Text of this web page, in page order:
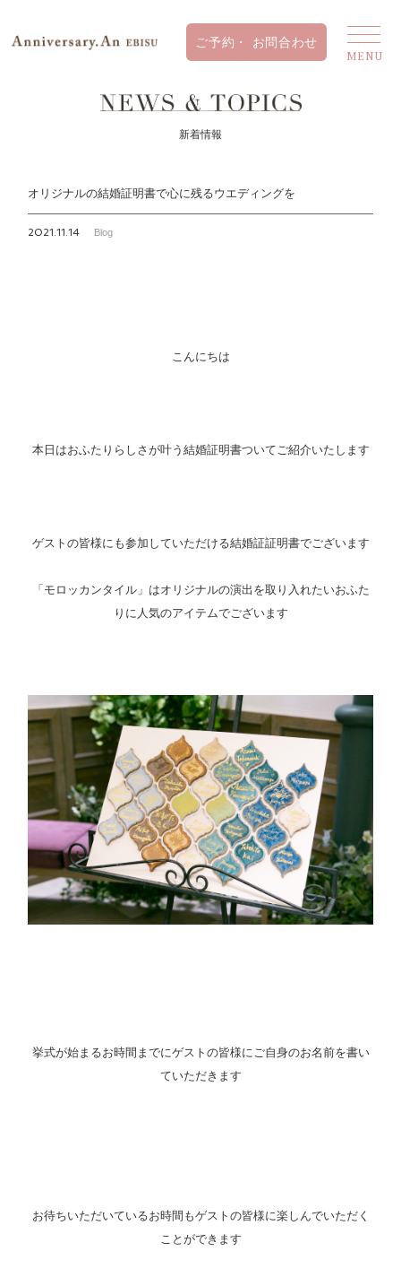
新着情報
オリジナルの結婚証明書で心に残るウエディングを
2021.11.14 Blog
こんにちは
本日はおふたりらしさが叶う結婚証明書ついてご紹介いたします
ゲストの皆様にも参加していただける結婚証証明書でございます
「モロッカンタイル」はオリジナルの演出を取り入れたいおふた
りに人気のアイテムでございます
挙式が始まるお時間までにゲストの皆様にご自身のお名前を書い
ていただきます
お待ちいただいているお時間もゲストの皆様に楽しんでいただく
ことができます